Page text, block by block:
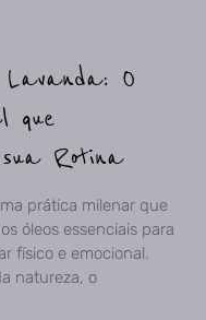
O
que
Rotina
prática milenar que
óleos essenciais para
físico e emocional.
natureza, o